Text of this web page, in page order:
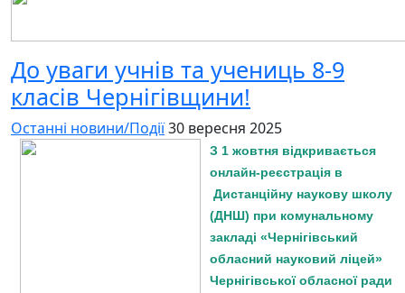
До уваги учнів та учениць 8-9
класів Чернігівщини!
Останні новини/Події30 вересня 2025
З 1 жовтня відкривається
онлайн-реєстрація в
Дистанційну наукову школу
(ДНШ) при комунальному
закладі «Чернігівський
обласний науковий ліцей»
Чернігівської обласної ради